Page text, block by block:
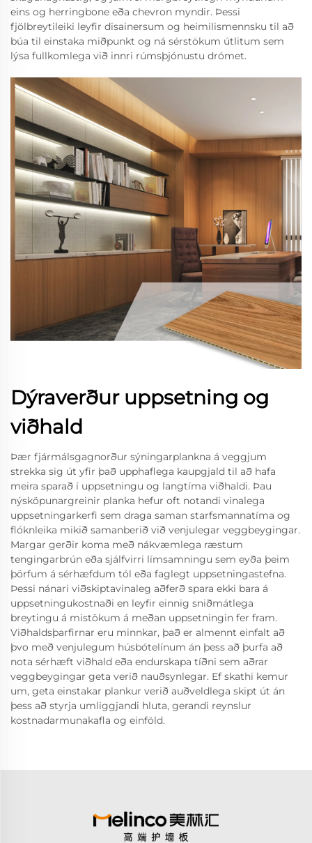
eins og herringbone eða chevron myndir. Þessi
fjölbreytileiki leyfir disainersum og heimilismennsku til að
búa til einstaka miðpunkt og ná sérstökum útlitum sem
lýsa fullkomlega við innri rúmsþjónustu drómet.
Dýraverður uppsetning og
viðhald
Þær fjármálsgagnorður sýningarplankna á veggjum
strekka sig út yfir það upphaflega kaupgjald til að hafa
meira sparað í uppsetningu og langtíma viðhaldi. Þau
nýsköpunargreinir planka hefur oft notandi vinalega
uppsetningarkerfi sem draga saman starfsmannatíma og
flóknleika mikið samanberið við venjulegar veggbeygingar.
Margar gerðir koma með nákvæmlega ræstum
tengingarbrún eða sjálfvirri límsamningu sem eyða þeim
þörfum á sérhæfdum tól eða faglegt uppsetningastefna.
Þessi nánari viðskiptavinaleg aðferð spara ekki bara á
uppsetningukostnaði en leyfir einnig sniðmátlega
breytingu á mistökum á meðan uppsetningin fer fram.
Viðhaldsþarfirnar eru minnkar, það er almennt einfalt að
þvo með venjulegum húsbótelínum án þess að þurfa að
nota sérhæft viðhald eða endurskapa tíðni sem aðrar
veggbeygingar geta verið nauðsynlegar. Ef skathi kemur
um, geta einstakar plankur verið auðveldlega skipt út án
þess að styrja umliggjandi hluta, gerandi reynslur
kostnadarmunakafla og einföld.